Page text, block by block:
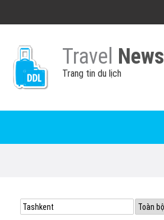
Travel News
Trang tin du lịch